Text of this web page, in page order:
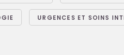
URGENCES ET SOINS